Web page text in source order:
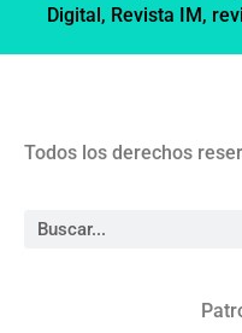
Digital , Revista IM ,
Todos los derechos